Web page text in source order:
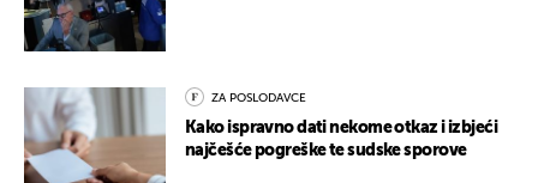
ZA POSLODAVCE
Kako ispravno dati nekome otkaz i izbjeći
najčešće pogreške te sudske sporove